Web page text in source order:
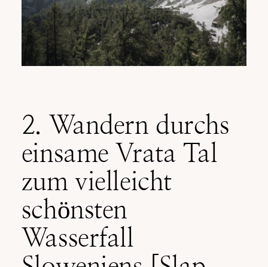
2. Wandern durchs
einsame Vrata Tal
zum vielleicht
schönsten
Wasserfall